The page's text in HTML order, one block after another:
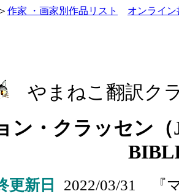
＞ 作家 ・画家別作品リスト オンライン
やまねこ翻訳ク
ン・クラッセン
更新日 2022/03/31 『